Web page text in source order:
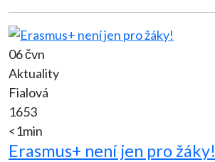
06 čvn
Aktuality
Fialová
1653
<1min
Erasmus+ není jen pro žáky!